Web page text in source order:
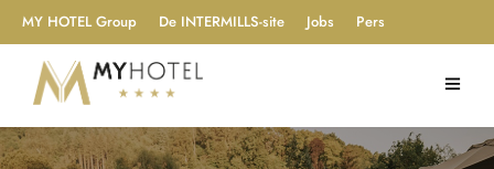
MY HOTEL Group De INTERMILLS-site Jobs Pers